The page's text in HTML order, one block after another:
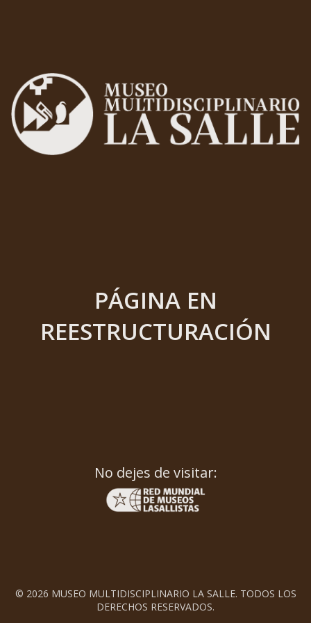
PÁGINA EN
REESTRUCTURACIÓN
No dejes de visitar:
© 2026 MUSEO MULTIDISCIPLINARIO LA SALLE. TODOS LOS
DERECHOS RESERVADOS.